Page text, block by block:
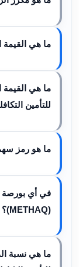
ما هي القيمة
للتأمين
ما هو رمز
في أي بورصة
(METHAQ)؟
ما هي نسبة